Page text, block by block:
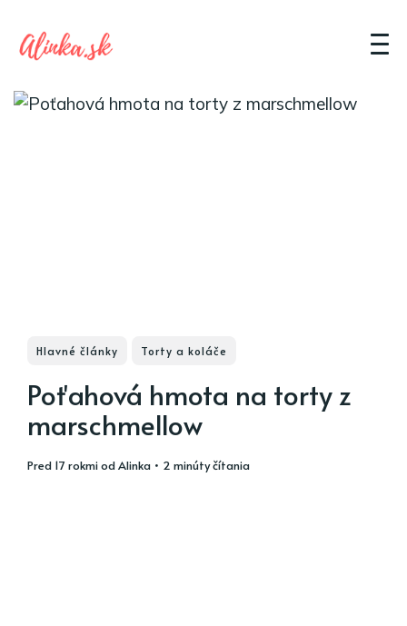
Hlavné články Torty a koláče
Poťahová hmota na torty z
marschmellow
pred 17 rokmiodAlinka • 2 minúty čítania